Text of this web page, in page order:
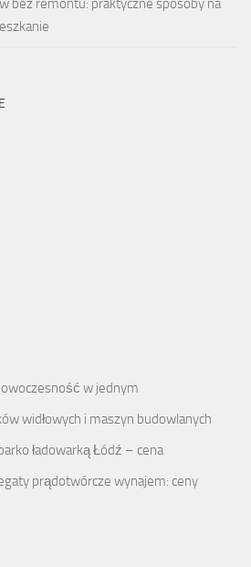
w jednym
widłowych i maszyn budowlanych
ładowarką Łódź – cena
prądotwórcze wynajem: ceny